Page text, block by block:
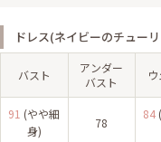
ドレス(ネイビーのチュー
バスト
アンダー
バスト
91 (やや細
身)
78
84